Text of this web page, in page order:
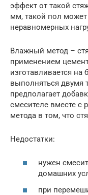
эффект от такой
мм, такой пол может
неравномерных
Влажный метод –
применением
изготавливается
выполняться двумя
предполагает
смесителе вместе с
метода в том, что
Недостатки:
нужен
домашних
при